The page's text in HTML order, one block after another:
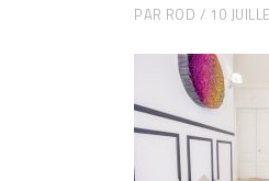
PAR ROD 10